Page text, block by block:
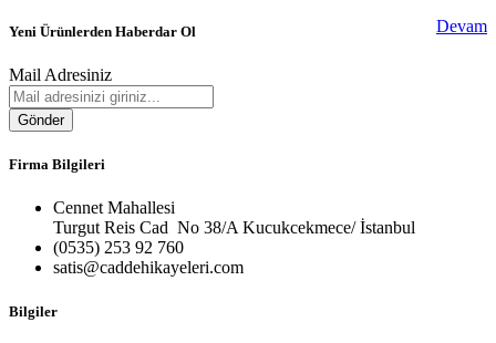
Devam
Yeni Ürünlerden Haberdar Ol
Mail Adresiniz
Gönder
Firma Bilgileri
Cennet Mahallesi
Turgut Reis Cad No 38/A Kucukcekmece/ İstanbul
(0535) 253 92 760
satis@caddehikayeleri.com
Bilgiler